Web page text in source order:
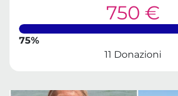
750 €
75%
11 Donazioni